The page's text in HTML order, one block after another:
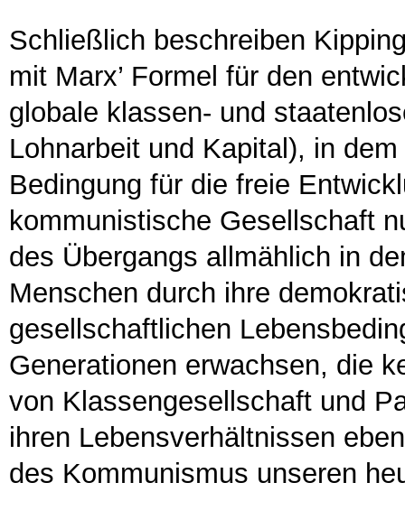
Schließlich beschreiben
mit Marx’ Formel für den
globale klassen- und
Lohnarbeit und Kapital), in
Bedingung für die freie
kommunistische Gesellschaft
des Übergangs allmählich in
Menschen durch ihre
gesellschaftlichen
Generationen erwachsen, die
von Klassengesellschaft und
ihren Lebensverhältnissen
des Kommunismus unseren